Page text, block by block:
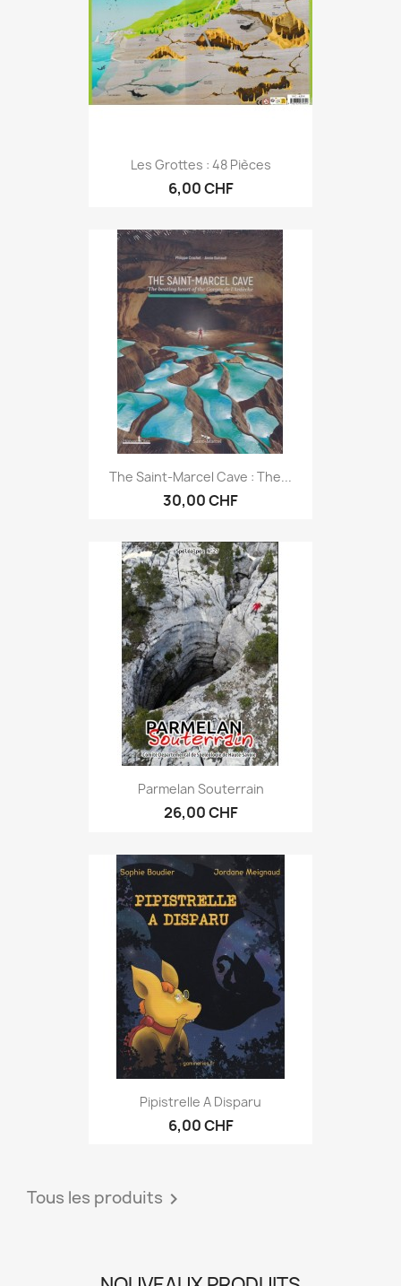
Les Grottes : 48 Pièces
6,00 CHF
The Saint-Marcel Cave : The...
30,00 CHF
Parmelan Souterrain
26,00 CHF
Pipistrelle A Disparu
6,00 CHF
Tous les produits 